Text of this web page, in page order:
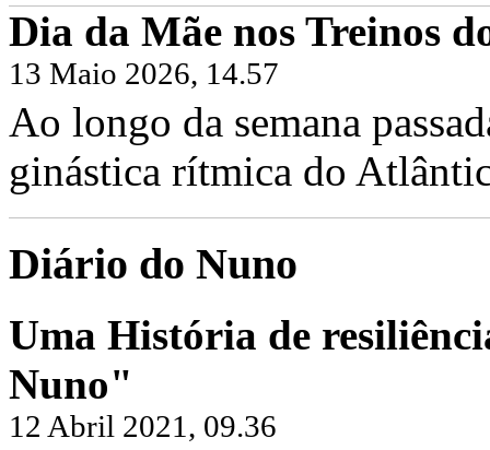
Dia da Mãe nos Treinos
13 Maio 2026, 14.57
Ao longo da semana
ginástica rítmica do
Diário do Nuno
Uma História de
Nuno"
12 Abril 2021, 09.36